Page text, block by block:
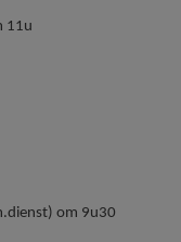
11u
om 9u30